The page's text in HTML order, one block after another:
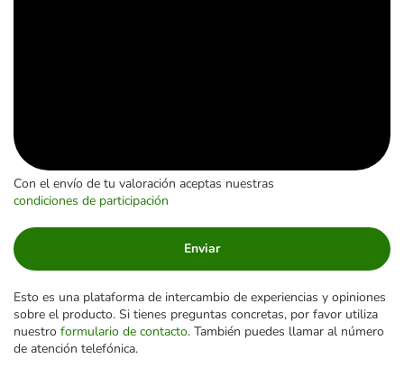
Con el envío de tu valoración aceptas nuestras
condiciones de participación
Enviar
Esto es una plataforma de intercambio de experiencias y opiniones
sobre el producto. Si tienes preguntas concretas, por favor utiliza
nuestro formulario de contacto. También puedes llamar al número
de atención telefónica.